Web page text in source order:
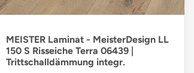
MEISTER Laminat - MeisterDesign LL
150 S Risseiche Terra 06439 |
Trittschalldämmung integr.